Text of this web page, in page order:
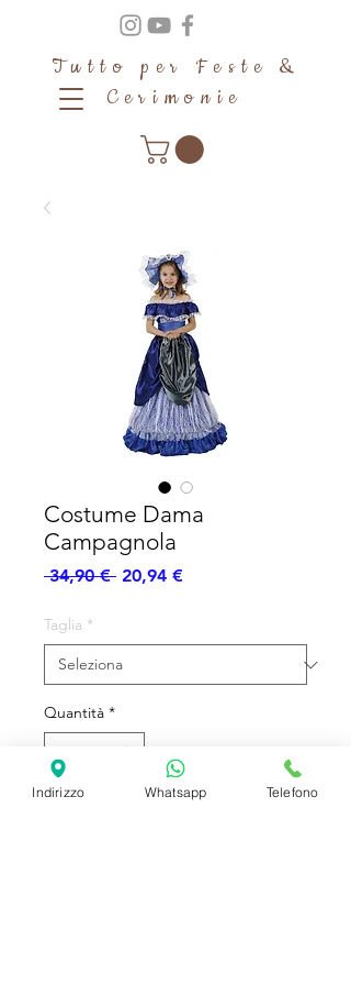
Tutto per Feste &
Cerimonie
Costume Dama
Campagnola
34,90 € Prezzo
20,94 €Prezzo
Taglia *
Quantità *
Indirizzo Whatsapp Telefono